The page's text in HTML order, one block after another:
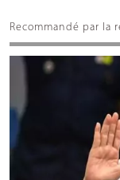
Recommandé par la